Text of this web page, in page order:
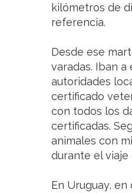
kilómetros de
referencia.
Desde ese
varadas. Iban
autoridades
certificado
con todos los
certificadas.
animales con
durante el viaje
En Uruguay,